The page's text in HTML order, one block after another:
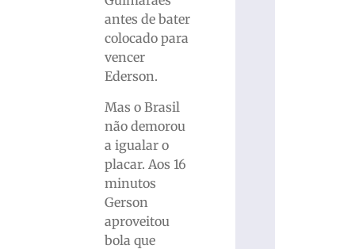
antes de bater
colocado para
vencer
Ederson.
Mas o Brasil
não demorou
a igualar o
placar. Aos 16
minutos
Gerson
aproveitou
bola que